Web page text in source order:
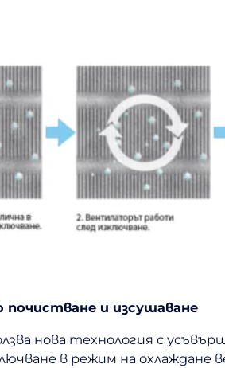
и изсушаване
нова технология с
в режим на